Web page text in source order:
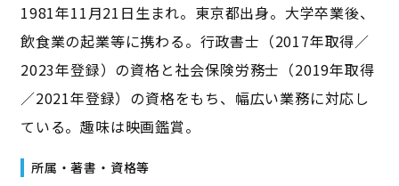
1981年11月21日生まれ。東京都出身。大学卒業後、
飲食業の起業等に携わる。行政書士（2017年取得／
2023年登録）の資格と社会保険労務士（2019年取得
／2021年登録）の資格をもち、幅広い業務に対応し
ている。趣味は映画鑑賞。
所属・著書・資格等